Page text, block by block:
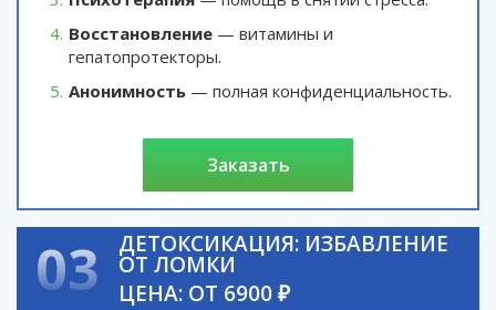
Восстановление — витамины и
гепатопротекторы.
Анонимность — полная конфиденциальность.
заказать
03 ДЕТОКСИКАЦИЯ: ИЗБАВЛЕНИЕ
ОТ ЛОМКИ
ЦЕНА: ОТ 6900 ₽